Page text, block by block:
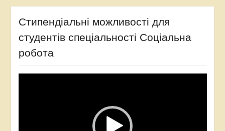
Стипендіальні можливості для
студентів спеціальності Соціальна
робота